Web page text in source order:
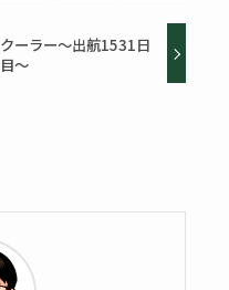
クーラー～出航1531日
目～